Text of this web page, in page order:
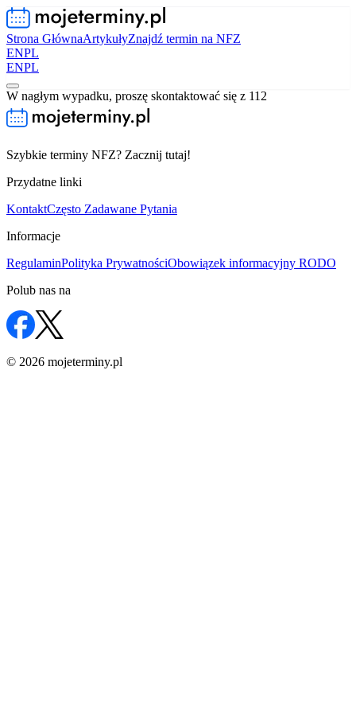
Strona GłównaArtykułyZnajdź termin na NFZ
ENPL
ENPL
W nagłym wypadku, proszę skontaktować się z 112
Szybkie terminy NFZ? Zacznij tutaj!
Przydatne linki
KontaktCzęsto Zadawane Pytania
Informacje
RegulaminPolityka PrywatnościObowiązek informacyjny RODO
Polub nas na
© 2026 mojeterminy.pl